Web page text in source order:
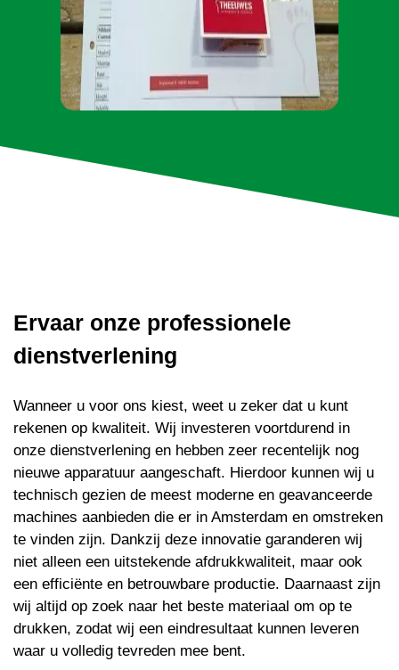
Ervaar onze professionele
dienstverlening
Wanneer u voor ons kiest, weet u zeker dat u kunt
rekenen op kwaliteit. Wij investeren voortdurend in
onze dienstverlening en hebben zeer recentelijk nog
nieuwe apparatuur aangeschaft. Hierdoor kunnen wij u
technisch gezien de meest moderne en geavanceerde
machines aanbieden die er in Amsterdam en omstreken
te vinden zijn. Dankzij deze innovatie garanderen wij
niet alleen een uitstekende afdrukkwaliteit, maar ook
een efficiënte en betrouwbare productie. Daarnaast zijn
wij altijd op zoek naar het beste materiaal om op te
drukken, zodat wij een eindresultaat kunnen leveren
waar u volledig tevreden mee bent.